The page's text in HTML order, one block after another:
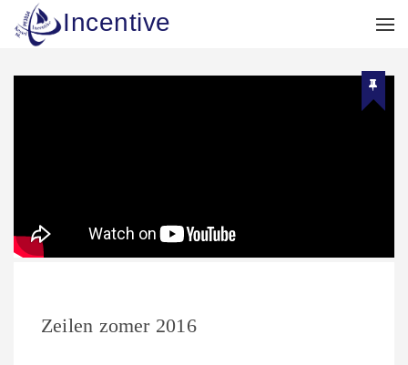
Incentive
Zeilen zomer 2016